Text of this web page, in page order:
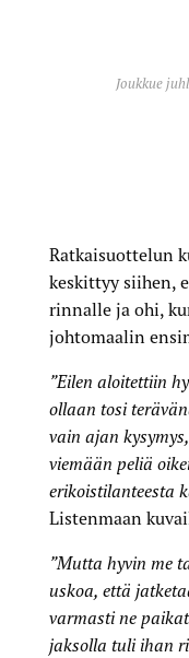
Joukkue
Ratkaisuottelun
keskittyy siihen,
rinnalle ja ohi,
johtomaalin
”Eilen aloitettiin
ollaan tosi
vain ajan
viemään peliä
erikoistilanteesta
Listenmaan
”Mutta hyvin me
uskoa, että
varmasti ne
jaksolla tuli ihan